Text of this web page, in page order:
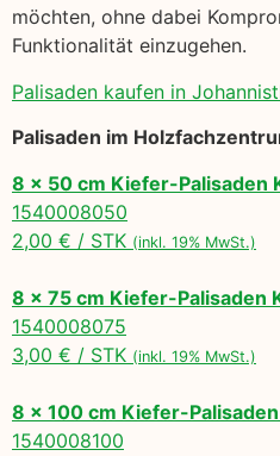
möchten, ohne dabei
Funktionalität einzugehen.
Palisaden kaufen in
Palisaden im
8 x 50 cm Kiefer-Palisaden
1540008050
2,00 € / STK (inkl. 19% MwSt.)
8 x 75 cm Kiefer-Palisaden
1540008075
3,00 € / STK (inkl. 19% MwSt.)
8 x 100 cm Kiefer-
1540008100